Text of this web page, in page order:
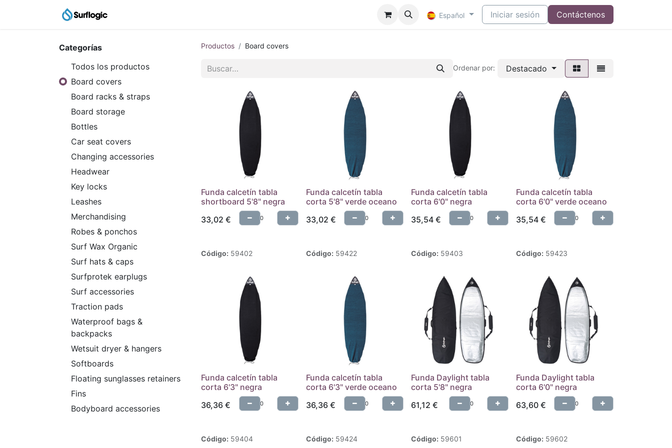
Español Iniciar sesión Contáctenos
Categorías
Todos los productos
Board covers
Board racks & straps
Board storage
Bottles
Car seat covers
Changing accessories
Headwear
Key locks
Leashes
Merchandising
Robes & ponchos
Surf Wax Organic
Surf hats & caps
Surfprotek earplugs
Surf accessories
Traction pads
Waterproof bags &
backpacks
Wetsuit dryer & hangers
Softboards
Floating sunglasses retainers
Fins
Bodyboard accessories
Productos Board covers
Ordenar por: Destacado
Funda calcetín tabla
shortboard 5'8" negra
33,02 €
Código: 59402
Funda calcetín tabla
corta 5'8" verde oceano
33,02 €
Código: 59422
Funda calcetín tabla
corta 6'0" negra
35,54 €
Código: 59403
Funda calcetín tabla
corta 6'0" verde oceano
35,54 €
Código: 59423
Funda calcetín tabla
corta 6'3" negra
36,36 €
Código: 59404
Funda calcetín tabla
corta 6'3" verde oceano
36,36 €
Código: 59424
Funda Daylight tabla
corta 5'8" negra
61,12 €
Código: 59601
Funda Daylight tabla
corta 6'0" negra
63,60 €
Código: 59602